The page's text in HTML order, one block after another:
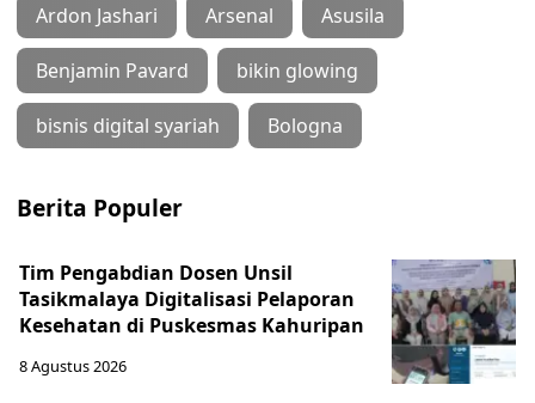
Ardon Jashari Arsenal Asusila
Benjamin Pavard bikin glowing
bisnis digital syariah Bologna
Berita Populer
Tim Pengabdian Dosen Unsil
Tasikmalaya Digitalisasi Pelaporan
Kesehatan di Puskesmas Kahuripan
8 Agustus 2026